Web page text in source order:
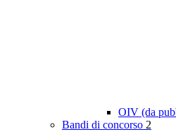
OIV (da
Bandi di concorso 2